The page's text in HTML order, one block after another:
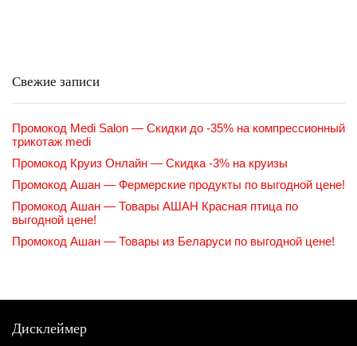
Свежие записи
Промокод Medi Salon — Скидки до -35% на компрессионный
трикотаж medi
Промокод Круиз Онлайн — Скидка -3% на круизы
Промокод Ашан — Фермерские продукты по выгодной цене!
Промокод Ашан — Товары АШАН Красная птица по
выгодной цене!
Промокод Ашан — Товары из Беларуси по выгодной цене!
Дисклеймер